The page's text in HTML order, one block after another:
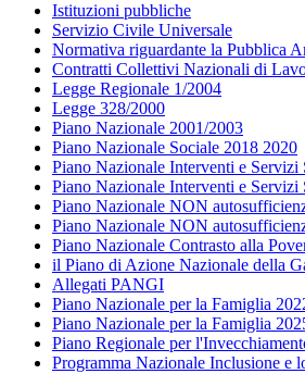
Istituzioni pubbliche
Servizio Civile Universale
Normativa riguardante la Pubblica
Contratti Collettivi Nazionali di
Legge Regionale 1/2004
Legge 328/2000
Piano Nazionale 2001/2003
Piano Nazionale Sociale 2018 2020
Piano Nazionale Interventi e Servizi
Piano Nazionale Interventi e Servizi
Piano Nazionale NON
Piano Nazionale NON
Piano Nazionale Contrasto alla
il Piano di Azione Nazionale della
Allegati PANGI
Piano Nazionale per la Famiglia
Piano Nazionale per la Famiglia
Piano Regionale per
Programma Nazionale Inclusione e